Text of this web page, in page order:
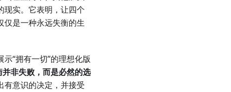
现实。它表明，让四个
仅是一种永远失衡的生
“拥有一切”的理想化版
并非失败，而是必然的选
有意识的决定，并接受